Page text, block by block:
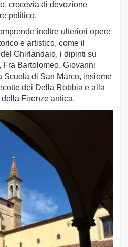
crocevia di devozione
politico.
inoltre ulteriori opere
e artistico, come il
Ghirlandaio, i dipinti su
Bartolomeo, Giovanni
Scuola di San Marco, insieme
dei Della Robbia e alla
Firenze antica.